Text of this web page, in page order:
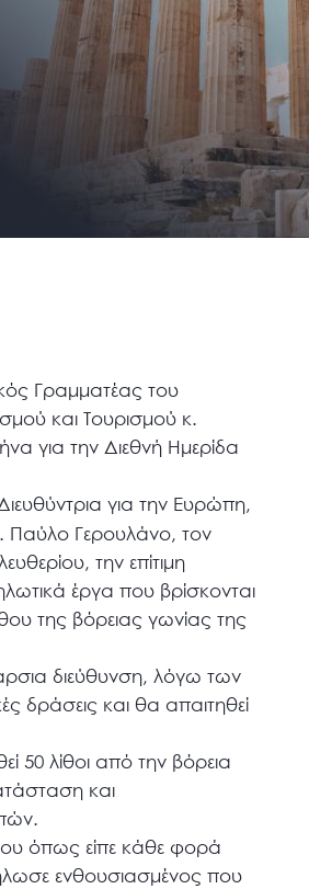
Γραμματέας του
και Τουρισμού κ.
για την Διεθνή Ημερίδα
για την Ευρώπη,
Παύλο Γερουλάνο, τον
την επίτιμη
έργα που βρίσκονται
της βόρειας γωνίας της
διεύθυνση, λόγω των
δράσεις και θα απαιτηθεί
50 λίθοι από την βόρεια
και
όπως είπε κάθε φορά
ενθουσιασμένος που